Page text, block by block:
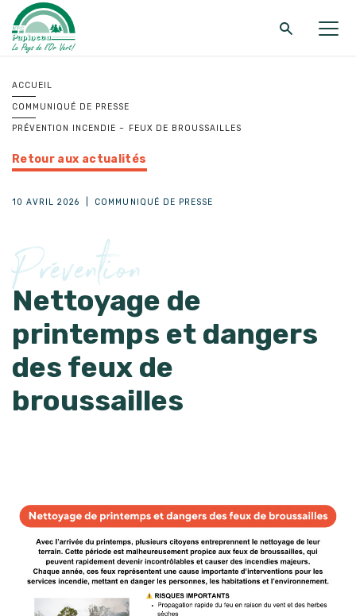
ACCUEIL
COMMUNIQUÉ DE PRESSE
PRÉVENTION INCENDIE – FEUX DE BROUSSAILLES
Retour aux actualités
10 AVRIL 2026 COMMUNIQUÉ DE PRESSE
Prévention
Nettoyage de
printemps et dangers
des feux de
broussailles